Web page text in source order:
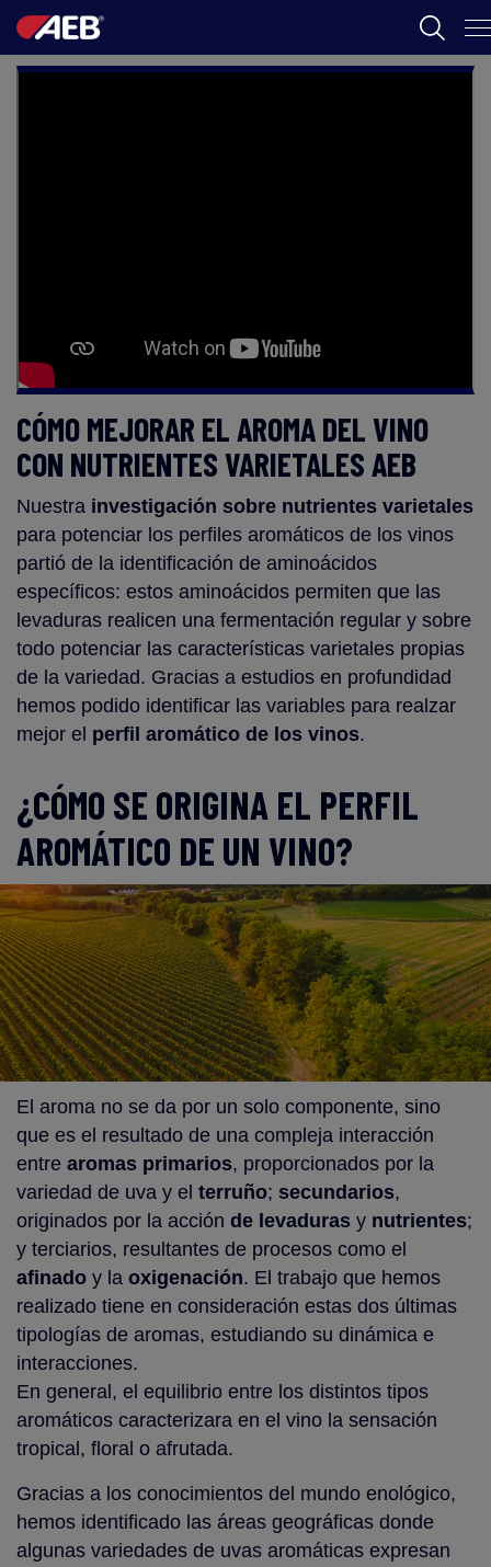
AEB
AR
CÓMO MEJORAR EL AROMA DEL VINO
CON NUTRIENTES VARIETALES AEB
Nuestra investigación sobre nutrientes varietales
para potenciar los perfiles aromáticos de los vinos
partió de la identificación de aminoácidos
específicos: estos aminoácidos permiten que las
levaduras realicen una fermentación regular y sobre
todo potenciar las características varietales propias
de la variedad. Gracias a estudios en profundidad
hemos podido identificar las variables para realzar
mejor el perfil aromático de los vinos.
¿CÓMO SE ORIGINA EL PERFIL
AROMÁTICO DE UN VINO?
El aroma no se da por un solo componente, sino
que es el resultado de una compleja interacción
entre aromas primarios, proporcionados por la
variedad de uva y el terruño; secundarios,
originados por la acción de levaduras y nutrientes;
y terciarios, resultantes de procesos como el
afinado y la oxigenación. El trabajo que hemos
realizado tiene en consideración estas dos últimas
tipologías de aromas, estudiando su dinámica e
interacciones.
En general, el equilibrio entre los distintos tipos
aromáticos caracterizara en el vino la sensación
tropical, floral o afrutada.
Gracias a los conocimientos del mundo enológico,
hemos identificado las áreas geográficas donde
algunas variedades de uvas aromáticas expresan